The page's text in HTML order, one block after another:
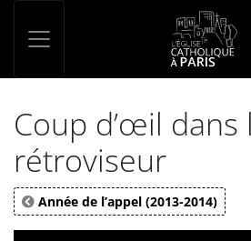
Coup d’œil dans
rétroviseur
Année de l’appel (2013-2014)
Panneau de gestion des cookies